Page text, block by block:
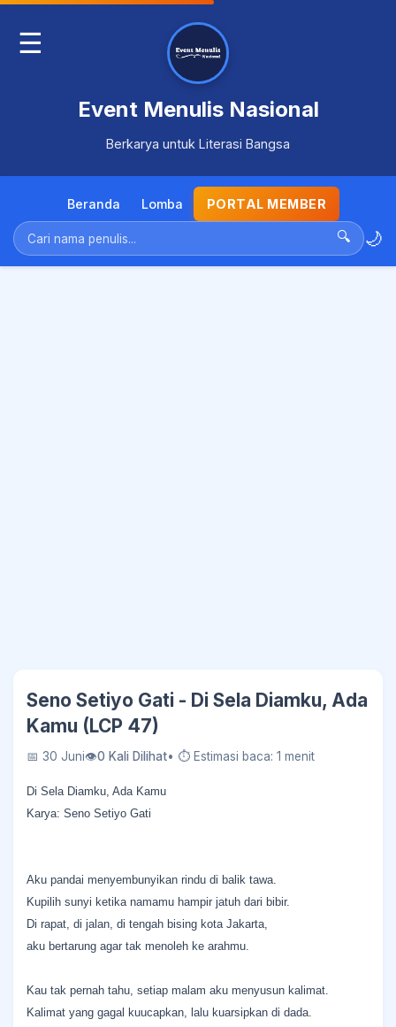
☰
Event Menulis Nasional
Berkarya untuk Literasi Bangsa
Beranda Lomba PORTAL MEMBER
🔍 🌙
Seno Setiyo Gati - Di Sela Diamku, Ada
Kamu (LCP 47)
📅 30 Juni👁0 Kali Dilihat• ⏱ Estimasi baca: 1 menit
Di Sela Diamku, Ada Kamu
Karya: Seno Setiyo Gati
Aku pandai menyembunyikan rindu di balik tawa.
Kupilih sunyi ketika namamu hampir jatuh dari bibir.
Di rapat, di jalan, di tengah bising kota Jakarta,
aku bertarung agar tak menoleh ke arahmu.
Kau tak pernah tahu, setiap malam aku menyusun kalimat.
Kalimat yang gagal kuucapkan, lalu kuarsipkan di dada.